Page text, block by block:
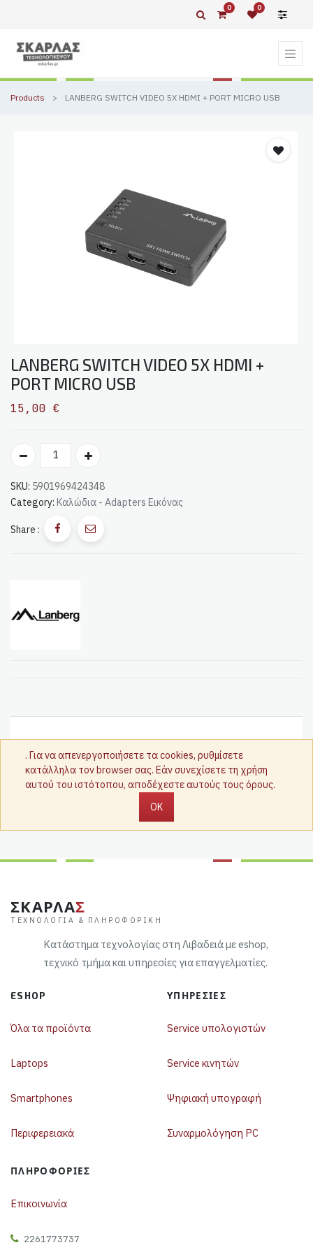
0 0
Products LANBERG SWITCH VIDEO 5X HDMI + PORT MICRO USB
LANBERG SWITCH VIDEO 5X HDMI +
PORT MICRO USB
15,00 €
SKU: 5901969424348
Category: Καλώδια - Adapters Εικόνας
Share :
. Για να απενεργοποιήσετε τα cookies, ρυθμίσετε
κατάλληλα τον browser σας. Εάν συνεχίσετε τη χρήση
αυτού του ιστότοπου, αποδέχεστε αυτούς τους όρους.
OK
ΣΚΑΡΛΑΣ
ΤΕΧΝΟΛΟΓΊΑ & ΠΛΗΡΟΦΟΡΙΚΉ
Κατάστημα τεχνολογίας στη Λιβαδειά με eshop,
τεχνικό τμήμα και υπηρεσίες για επαγγελματίες.
ESHOP
Όλα τα προϊόντα
Laptops
Smartphones
Περιφερειακά
ΥΠΗΡΕΣΊΕΣ
Service υπολογιστών
Service κινητών
Ψηφιακή υπογραφή
Συναρμολόγηση PC
ΠΛΗΡΟΦΟΡΊΕΣ
Επικοινωνία
2261773737